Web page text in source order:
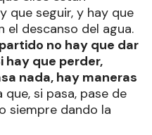
que seguir, y hay que
el descanso del agua.
no hay que dar
hay que perder,
nada, hay maneras
que, si pasa, pase de
siempre dando la